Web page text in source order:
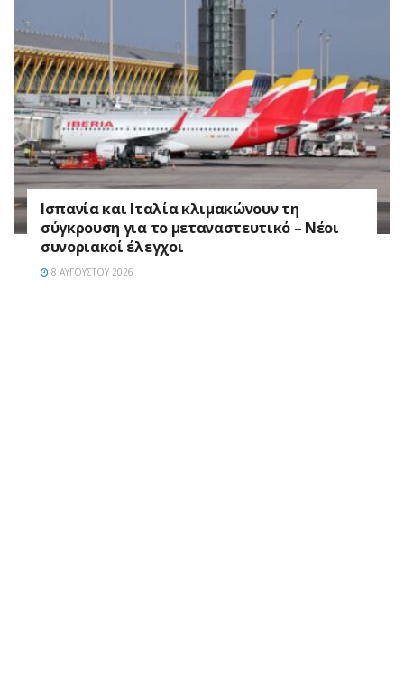
Ισπανία και Ιταλία κλιμακώνουν τη
σύγκρουση για το μεταναστευτικό – Νέοι
συνοριακοί έλεγχοι
8 ΑΥΓΟΎΣΤΟΥ 2026